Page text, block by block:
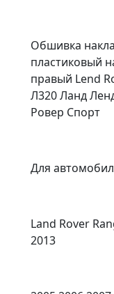
Обшивка
пластиковый
правый Lend
Л320 Ланд
Ровер Спорт
Для
Land Rover
2013